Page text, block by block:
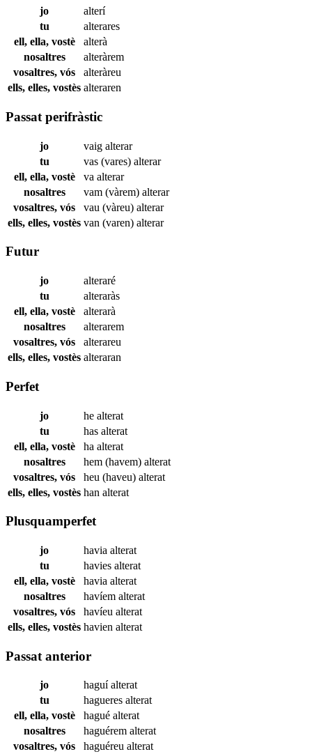
jo
alterí
tu
alterares
ell, ella, vostè
alterà
nosaltres
alteràrem
vosaltres, vós
alteràreu
ells, elles, vostès alteraren
Passat perifràstic
jo vaig alterar
tu
vas (vares) alterar
ell, ella, vostè
va alterar
nosaltres
vam (vàrem) alterar
vosaltres, vós
vau (vàreu) alterar
ells, elles, vostès van (varen) alterar
Futur
jo
alteraré
tu
alteraràs
ell, ella, vostè
alterarà
nosaltres
alterarem
vosaltres, vós
alterareu
ells, elles, vostès alteraran
Perfet
jo he alterat
tu
has alterat
ell, ella, vostè
ha alterat
nosaltres
hem (havem) alterat
vosaltres, vós
heu (haveu) alterat
ells, elles, vostès han alterat
Plusquamperfet
jo havia alterat
tu
havies alterat
ell, ella, vostè
havia alterat
nosaltres
havíem alterat
vosaltres, vós
havíeu alterat
ells, elles, vostès havien alterat
Passat anterior
jo haguíalterat
tu
hagueres alterat
ell, ella, vostè
hagué alterat
nosaltres
haguérem alterat
vosaltres, vós
haguéreu alterat